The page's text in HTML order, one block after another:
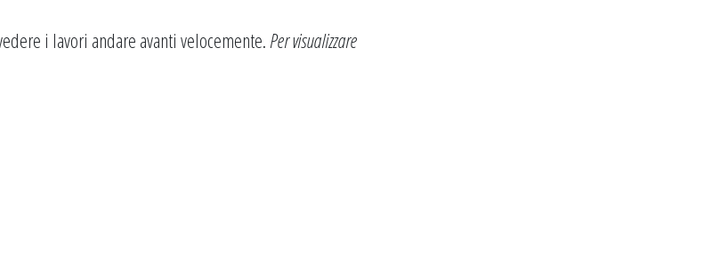
i lavori andare avanti velocemente.Per visualizzare